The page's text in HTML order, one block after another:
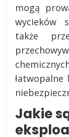
mogą
wycieków
także
Jakie